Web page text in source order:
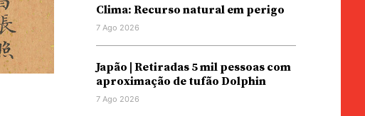
Clima: Recurso natural em perigo
7 Ago 2026
Japão | Retiradas 5 mil pessoas com
aproximação de tufão Dolphin
7 Ago 2026